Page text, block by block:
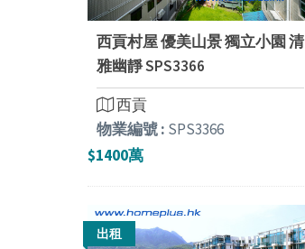
西貢村屋 優美山景 獨立小園 清
雅幽靜 SPS3366
西貢
物業編號 : SPS3366
$1400萬
出租